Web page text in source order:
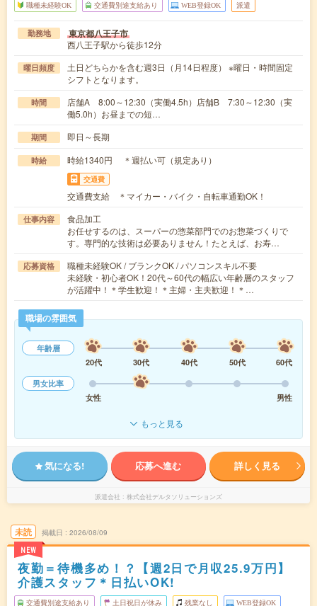
職種未経験OK 交通費別途支給あり WEB登録OK 派遣
勤務地 東京都八王子市
西八王子駅から徒歩12分
曜日頻度
土日どちらかを含む週3日（月14日程度） ※曜日・時間固定
シフトとなります。
時間
店舗A 8:00～12:30（実働4.5h）店舗B 7:30～12:30（実
働5.0h）お昼までの短…
期間 即日～長期
時給 時給1340円 ＊週払い可（規定あり）
交通費
交通費支給 ＊マイカー・バイク・自転車通勤OK！
仕事内容
食品加工
お任せするのは、スーパーの惣菜部門でのお惣菜づくりで
す。専門的な技術は必要ありません！たとえば、お寿…
応募資格
職種未経験OK / ブランクOK / パソコンスキル不要
未経験・初心者OK！20代～60代の幅広い年齢層のスタッフ
が活躍中！＊学生歓迎！＊主婦・主夫歓迎！＊…
職場の雰囲気
年齢層
20代
30代 40代 50代
60代
男女比率
女性
男性
もっと見る
気になる! 応募へ進む 詳しく見る
派遣会社 株式会社デルタソリューションズ
未読
NEW
掲載日 2026/08/09
夜勤＝待機多め！？【週2日で月収25.9万円】
介護スタッフ＊日払いOK!
交通費別途支給あり 土日祝日が休み 残業なし WEB登録OK